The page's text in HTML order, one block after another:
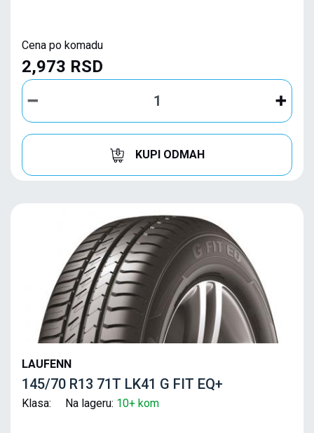
Cena po komadu
2,973 RSD
KUPI ODMAH
LAUFENN
145/70 R13 71T LK41 G FIT EQ+
Klasa: Na lageru: 10+ kom